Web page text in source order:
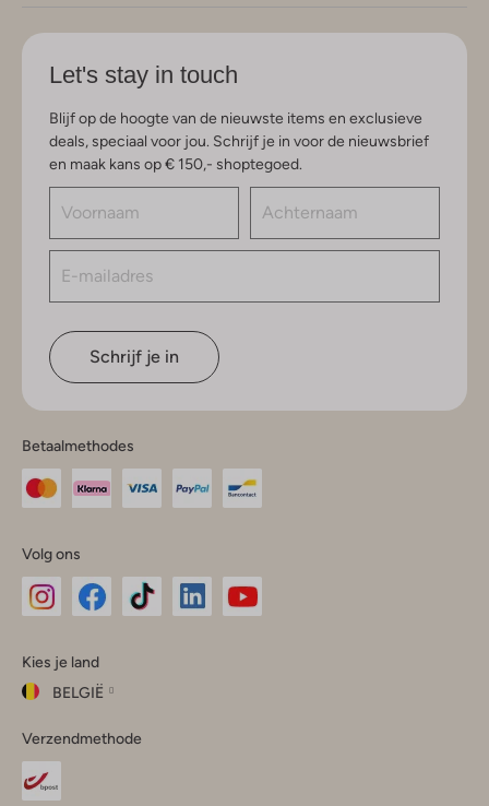
Let's stay in touch
Blijf op de hoogte van de nieuwste items en exclusieve
deals, speciaal voor jou. Schrijf je in voor de nieuwsbrief
en maak kans op € 150,- shoptegoed.
Schrijf je in
Betaalmethodes
Volg ons
InstagramFacebook
Kies je land
BELGIË
je
land
Verzendmethode